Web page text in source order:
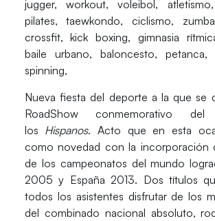
jugger, workout, voleibol,
pilates, taewkondo, ciclismo,
crossfit, kick boxing, gimnasia
baile urbano, baloncesto, petanca,
spinning,
Nueva fiesta del deporte a la que se
RoadShowconmemorativo
los Hispanos. Acto que en esta
como novedad con la
de los campeonatos del mundo
2005 y España 2013. Dos títulos
todos los asistentes disfrutar de los
del combinado nacional absoluto,